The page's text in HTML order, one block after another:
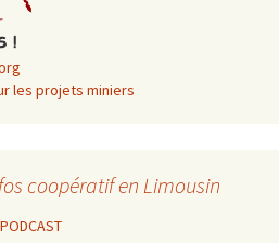
les projets miniers
coopératif en Limousin